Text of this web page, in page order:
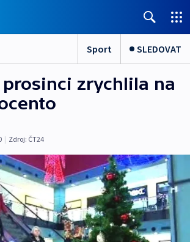
Sport SLEDOVAT
zrychlila na
| Zdroj: ČT24